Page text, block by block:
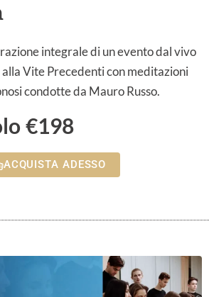
integrale di un evento dal vivo
alla Vite Precedenti con meditazioni
condotte da Mauro Russo.
€198
ACQUISTA ADESSO